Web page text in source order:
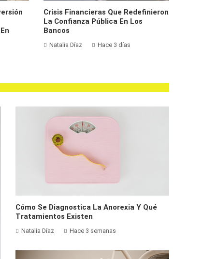
Crisis Financieras Que Redefinieron
La Confianza Pública En Los
Bancos
Natalia Díaz Hace 3 días
Cómo Se Diagnostica La Anorexia Y Qué
Tratamientos Existen
Natalia Díaz Hace 3 semanas